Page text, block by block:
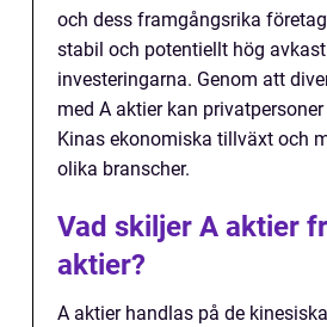
och dess framgångsrika
stabil och potentiellt hög
investeringarna. Genom att
med A aktier kan
Kinas ekonomiska tillväxt och
olika branscher.
Vad skiljer A aktier
aktier?
A aktier handlas på de kinesiska